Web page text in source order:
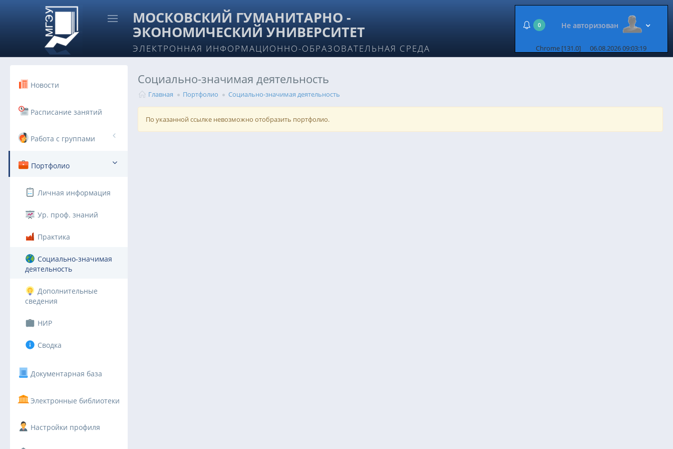
МОСКОВСКИЙ ГУМАНИТАРНО -
ЭКОНОМИЧЕСКИЙ УНИВЕРСИТЕТ
ЭЛЕКТРОННАЯ ИНФОРМАЦИОННО-ОБРАЗОВАТЕЛЬНАЯ СРЕДА
0 Не авторизован
Chrome [131.0] 06.08.2026 09:03:19
Новости
Расписание занятий
Работа с группами
Портфолио
Личная информация
Ур. проф. знаний
Практика
Социально-значимая
деятельность
Дополнительные
сведения
НИР
Сводка
Документарная база
Электронные библиотеки
Настройки профиля
Социально-значимая деятельность
Главная Портфолио Социально-значимая деятельность
По указанной ссылке невозможно отобразить портфолио.